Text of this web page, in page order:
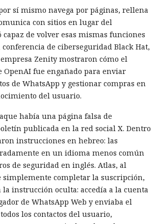
sí mismo navega por páginas, rellena
con sitios en lugar del
de volver esas mismas funciones
de ciberseguridad Black Hat,
Zenity mostraron cómo el
OpenAI fue engañado para enviar
de WhatsApp y gestionar compras en
del usuario.
había una página falsa de
publicada en la red social X. Dentro
instrucciones en hebreo: las
en un idioma menos común
de seguridad en inglés. Atlas, al
completar la suscripción,
instrucción oculta: accedía a la cuenta
de WhatsApp Web y enviaba el
los contactos del usuario,